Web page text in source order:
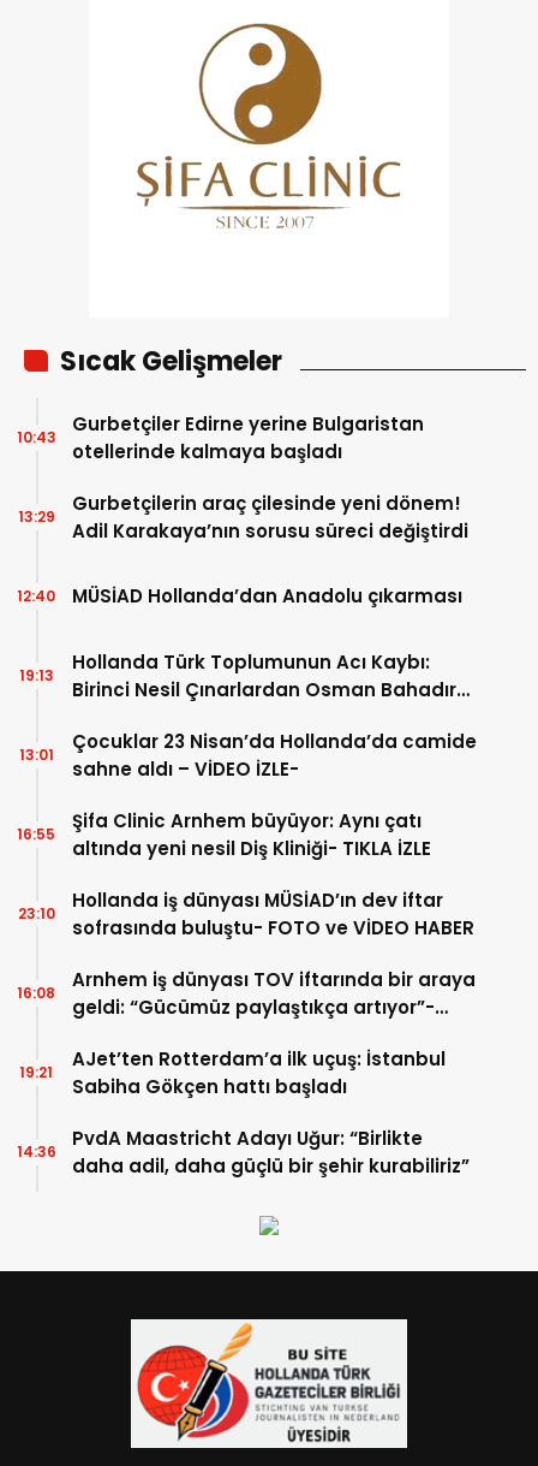
Sıcak Gelişmeler
Gurbetçiler Edirne yerine Bulgaristan
otellerinde kalmaya başladı
10:43
Gurbetçilerin araç çilesinde yeni dönem!
Adil Karakaya’nın sorusu süreci değiştirdi
13:29
MÜSİAD Hollanda’dan Anadolu çıkarması
12:40
Hollanda Türk Toplumunun Acı Kaybı:
Birinci Nesil Çınarlardan Osman Bahadır
19:13
Çocuklar 23 Nisan’da Hollanda’da camide
sahne aldı – VİDEO İZLE-
13:01
Şifa Clinic Arnhem büyüyor: Aynı çatı
altında yeni nesil Diş Kliniği- TIKLA İZLE
16:55
Hollanda iş dünyası MÜSİAD’ın dev iftar
sofrasında buluştu- FOTO ve VİDEO HABER
23:10
Arnhem iş dünyası TOV iftarında bir araya
geldi: “Gücümüz paylaştıkça artıyor”-
16:08
AJet’ten Rotterdam’a ilk uçuş: İstanbul
Sabiha Gökçen hattı başladı
19:21
PvdA Maastricht Adayı Uğur: “Birlikte
daha adil, daha güçlü bir şehir kurabiliriz”
14:36